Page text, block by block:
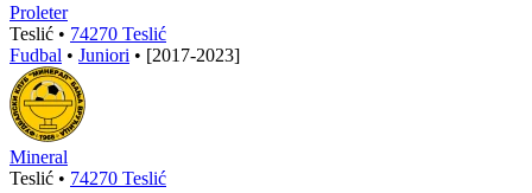
Proleter
Teslić • 74270 Teslić
Fudbal • Juniori • [2017-2023]
Mineral
Teslić • 74270 Teslić